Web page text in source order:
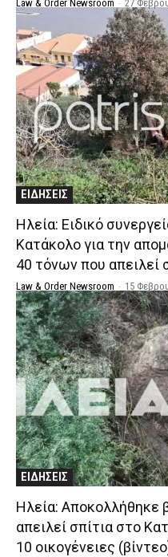
Law & Order Newsroom - 27
ΕΙΔΗΣΕΙΣ
Ηλεία: Ειδικό
Κατάκολο για την
40 τόνων που απειλεί
Law & Order Newsroom - 15
ΕΙΔΗΣΕΙΣ
Ηλεία: Αποκολλήθηκε
απειλεί σπίτια στο
10 οικογένειες